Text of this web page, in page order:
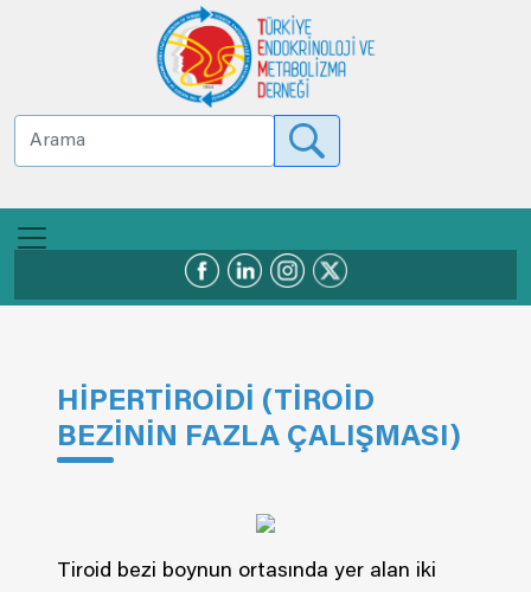
HİPERTİROİDİ (TİROİD
BEZİNİN FAZLA ÇALIŞMASI)
Tiroid bezi boynun ortasında yer alan iki